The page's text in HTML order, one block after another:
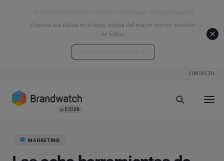
Explora los datos en directo detrás del mayor torneo mundial
de fútbol.
CONTACTO
MARKETING